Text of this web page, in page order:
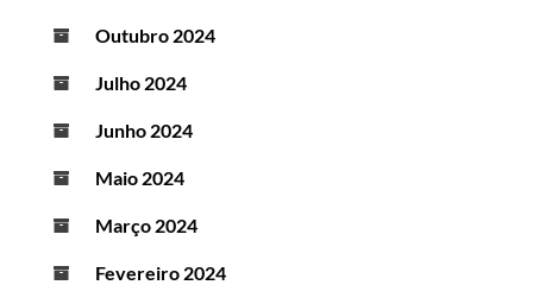
Outubro 2024
Julho 2024
Junho 2024
Maio 2024
Março 2024
Fevereiro 2024